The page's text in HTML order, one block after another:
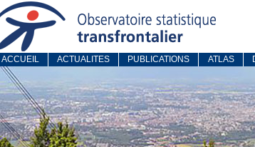
ACCUEIL ACTUALITES PUBLICATIONS ATLAS